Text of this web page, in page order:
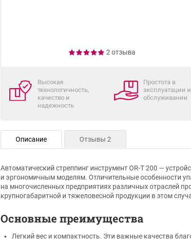
2 отзыва
Высокая
технологичность,
качество и
надежность
Простота в
эксплуатации и
обслуживании
Описание Отзывы 2
Автоматический стреппинг инструмент OR-T 200 —
и эргономичным моделям. Отличительные особенности
на многочисленных предприятиях различных отраслей
крупногабаритной и тяжеловесной продукции в этом
Основные преимущества
Легкий вес и компактность. Эти важные качества